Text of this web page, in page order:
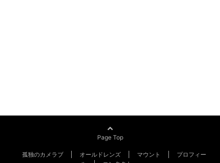
Page Top
孤独のカメラブ オールドレンズ マウント
プロフィー